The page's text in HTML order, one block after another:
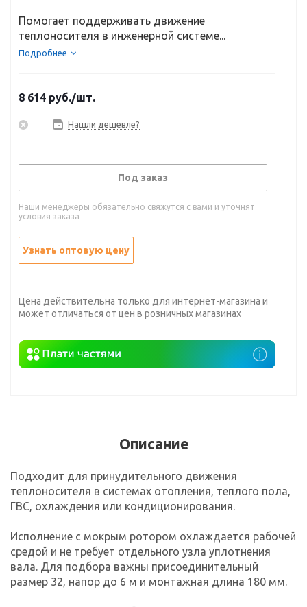
Помогает поддерживать движение
теплоносителя в инженерной системе...
Подробнее
8 614 руб./шт.
Нашли дешевле?
Под заказ
Наши менеджеры обязательно свяжутся с вами и уточнят
условия заказа
Узнать оптовую цену
Цена действительна только для интернет-магазина и
может отличаться от цен в розничных магазинах
Описание
Подходит для принудительного движения
теплоносителя в системах отопления, теплого пола,
ГВС, охлаждения или кондиционирования.
Исполнение с мокрым ротором охлаждается рабочей
средой и не требует отдельного узла уплотнения
вала. Для подбора важны присоединительный
размер 32, напор до 6 м и монтажная длина 180 мм.